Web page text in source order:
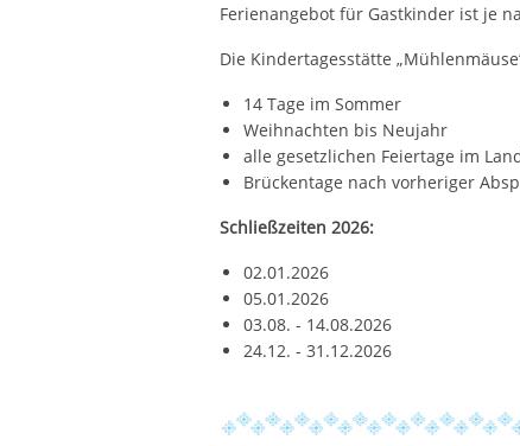
Ferienangebot für Gastkinder ist je
Die Kindertagesstätte
14 Tage im Sommer
Weihnachten bis Neujahr
alle gesetzlichen Feiertage im
Brückentage nach vorheriger
Schließzeiten 2026:
02.01.2026
05.01.2026
03.08. - 14.08.2026
24.12. - 31.12.2026